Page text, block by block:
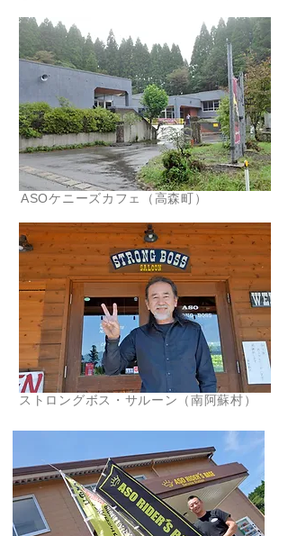
ASOケニーズカフェ（高森町）
ストロングボス・サルーン（南阿蘇村）